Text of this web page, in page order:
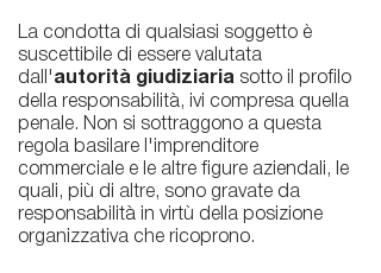
La condotta di qualsiasi soggetto è
suscettibile di essere valutata
dall' autorità giudiziaria sotto il profilo
della responsabilità, ivi compresa quella
penale. Non si sottraggono a questa
regola basilare l'imprenditore
commerciale e le altre figure aziendali, le
quali, più di altre, sono gravate da
responsabilità in virtù della posizione
organizzativa che ricoprono.